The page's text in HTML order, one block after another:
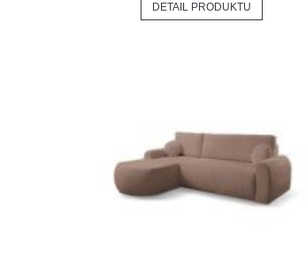
DETAIL PRODUKTU